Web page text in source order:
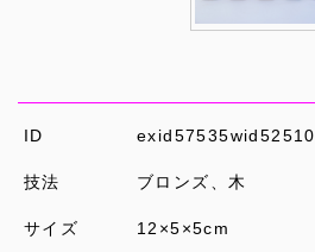
ID exid57535wid52510
技法 ブロンズ、木
サイズ 12×5×5cm